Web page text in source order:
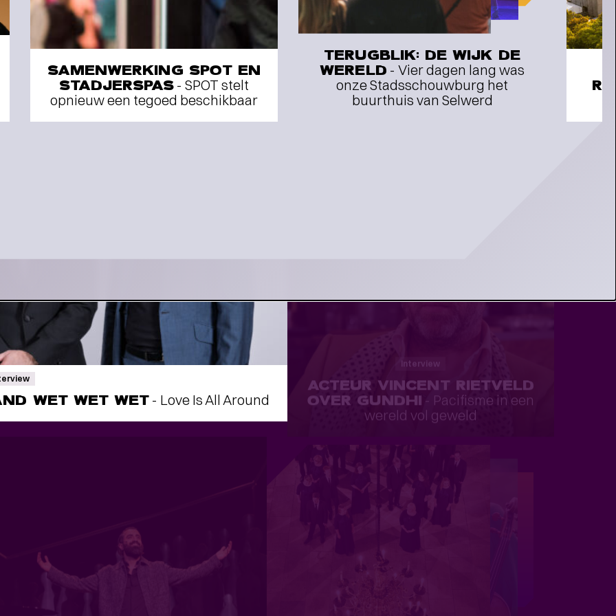
OP SCANDINAVISCH
AVONTUUR MET VIER
TOPMUSICI-
WET WET WET - Love Is All Around
ACTEUR VINCENT RIETVELD
OVER GUNDHI- Pacifisme in een
wereld vol geweld
SAMENWERKING SPOT EN
STADJERSPAS - SPOT stelt
opnieuw een tegoed beschikbaar
TERUGBLIK: DE WIJK DE
WERELD - Vier dagen lang was
onze Stadsschouwburg het
buurthuis van Selwerd